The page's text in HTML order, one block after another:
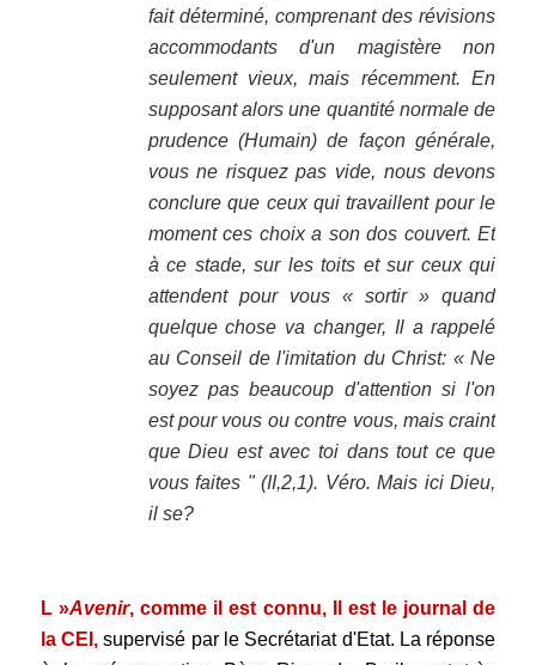
fait déterminé, comprenant des révisions
accommodants d'un magistère non
seulement vieux, mais récemment. En
supposant alors une quantité normale de
prudence (Humain) de façon générale,
vous ne risquez pas vide, nous devons
conclure que ceux qui travaillent pour le
moment ces choix a son dos couvert. Et
à ce stade, sur les toits et sur ceux qui
attendent pour vous « sortir » quand
quelque chose va changer, Il a rappelé
au Conseil de l'imitation du Christ: « Ne
soyez pas beaucoup d'attention si l'on
est pour vous ou contre vous, mais craint
que Dieu est avec toi dans tout ce que
vous faites " (II,2,1). Véro. Mais ici Dieu,
il se?
L »Avenir, comme il est connu, Il est le journal de
la CEI,supervisé par le Secrétariat d'Etat. La réponse